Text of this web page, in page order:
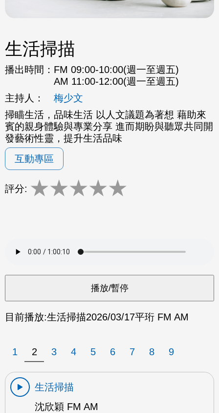
生活掃描
播出時間： FM 09:00-10:00(週一至週五)
AM 11:00-12:00(週一至週五)
主持人：
梅少文
掃瞄生活，品味生活 以人文議題為著想 藉助來
賓的親身體驗與專業分享 進而期盼與聽眾共同開
發藝術性靈，提升生活品味
互動專區
評分: ★★★★★
目前播放:生活掃描2026/03/17平珩 FM AM
1 2 3 4 5 6 7 8 9
生活掃描
沈欣穎 FM AM